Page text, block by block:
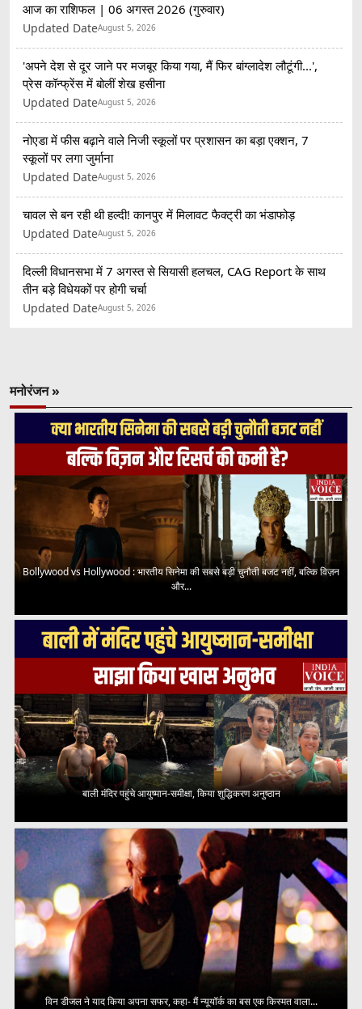
आज का राशिफल | 06 अगस्त 2026 (गुरुवार)
Updated DateAugust 5, 2026
'अपने देश से दूर जाने पर मजबूर किया गया, मैं फिर बांग्लादेश लौटूंगी...',
प्रेस कॉन्फ्रेंस में बोलीं शेख हसीना
Updated DateAugust 5, 2026
नोएडा में फीस बढ़ाने वाले निजी स्कूलों पर प्रशासन का बड़ा एक्शन, 7
स्कूलों पर लगा जुर्माना
Updated DateAugust 5, 2026
चावल से बन रही थी हल्दी! कानपुर में मिलावट फैक्ट्री का भंडाफोड़
Updated DateAugust 5, 2026
दिल्ली विधानसभा में 7 अगस्त से सियासी हलचल, CAG Report के साथ
तीन बड़े विधेयकों पर होगी चर्चा
Updated DateAugust 5, 2026
मनोरंजन »
Bollywood vs Hollywood : भारतीय सिनेमा की सबसे बड़ी चुनौती बजट नहीं, बल्कि विज़न
और...
बाली मंदिर पहुंचे आयुष्मान-समीक्षा, किया शुद्धिकरण अनुष्ठान
विन डीजल ने याद किया अपना सफर, कहा- मैं न्यूयॉर्क का बस एक किस्मत वाला...